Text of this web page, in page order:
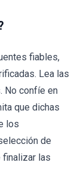
fiables,
Lea las
No confíe en
que dichas
los
de
finalizar las